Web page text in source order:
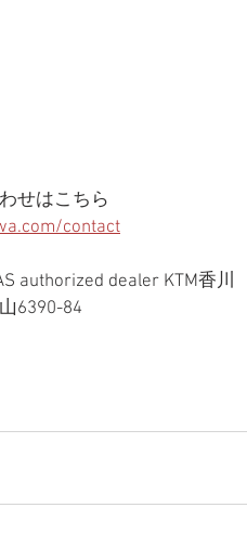
せはこちら
contact
authorized dealer KTM香川
6390-84